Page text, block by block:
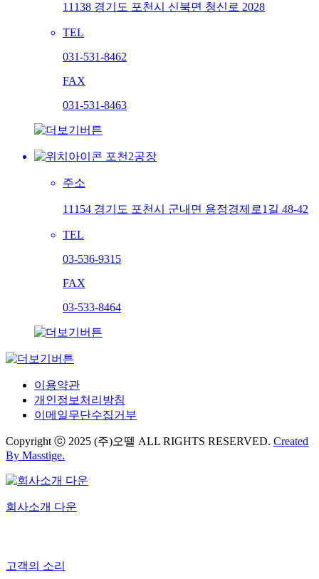
11138 경기도 포천시 신북면 청신로 2028
TEL
031-531-8462
FAX
031-531-8463
포천2공장
주소
11154 경기도 포천시 군내면 용정경제로1길 48-42
TEL
03-536-9315
FAX
03-533-8464
이용약관
개인정보처리방침
이메일무단수집거부
Copyright ⓒ 2025 (주)오뗄 ALL RIGHTS RESERVED. Created
By Masstige.
회사소개 다운
고객의 소리